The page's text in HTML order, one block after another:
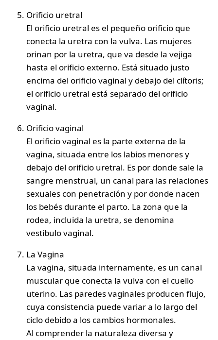
Orificio uretral
El orificio uretral es el pequeño orificio que
conecta la uretra con la vulva. Las mujeres
orinan por la uretra, que va desde la vejiga
hasta el orificio externo. Está situado justo
encima del orificio vaginal y debajo del clítoris;
el orificio uretral está separado del orificio
vaginal.
Orificio vaginal
El orificio vaginal es la parte externa de la
vagina, situada entre los labios menores y
debajo del orificio uretral. Es por donde sale la
sangre menstrual, un canal para las relaciones
sexuales con penetración y por donde nacen
los bebés durante el parto. La zona que la
rodea, incluida la uretra, se denomina
vestíbulo vaginal.
La Vagina
La vagina, situada internamente, es un canal
muscular que conecta la vulva con el cuello
uterino. Las paredes vaginales producen flujo,
cuya consistencia puede variar a lo largo del
ciclo debido a los cambios hormonales.
Al comprender la naturaleza diversa y